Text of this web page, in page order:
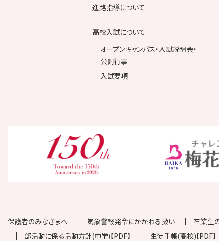
進路指導について
高校入試について
オープンキャンパス・入試説明会・
公開行事
入試要項
保護者のみなさまへ 気象警報発令にかかわる扱い
卒業生
部活動に係る活動方針(中学)【PDF】
生徒手帳(高校)【PDF】